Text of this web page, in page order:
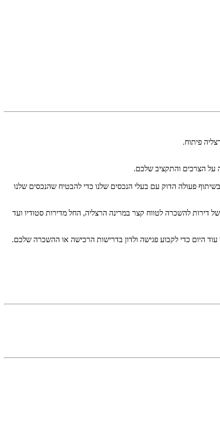
פיתוח.
על הצרכים והתקציב שלכם.
פעולה הדוק עם בעלי הנכסים שלנו כדי להבטיח שהנכסים שלנו
דירות להשכרה לטווח קצר במרינה הרצליה, החל מדירות סטודיו ועד
היום כדי לקבוע פגישה ולדון בדרישות הרכישה או ההשכרה שלכם.